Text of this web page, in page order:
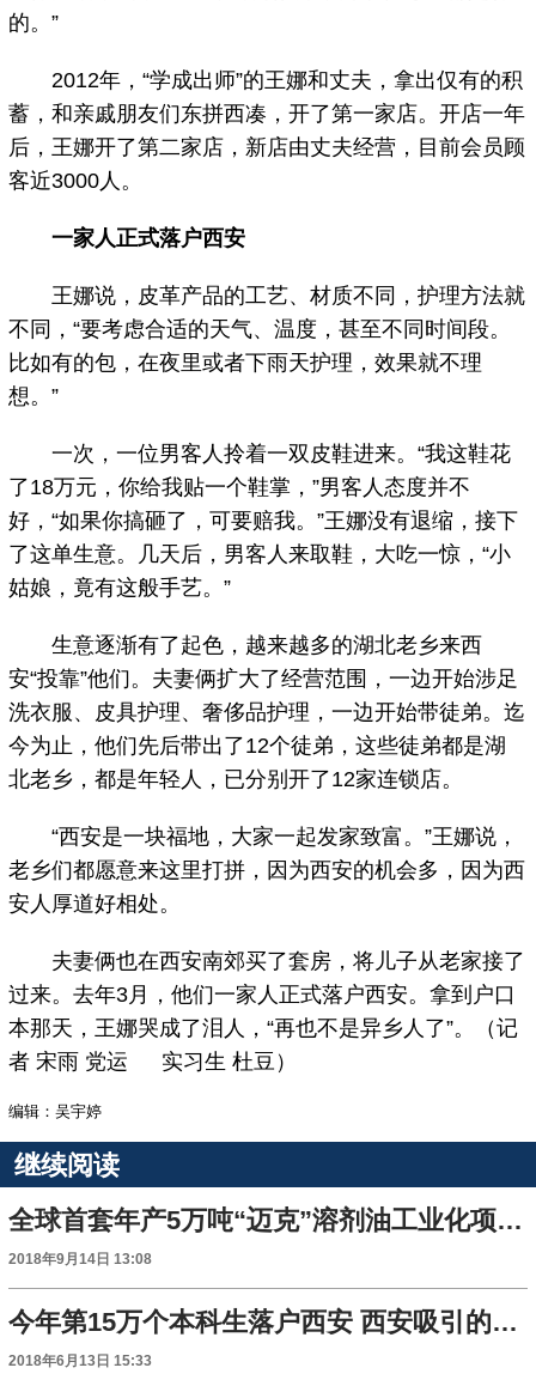
的。”
2012年，“学成出师”的王娜和丈夫，拿出仅有的积
蓄，和亲戚朋友们东拼西凑，开了第一家店。开店一年
后，王娜开了第二家店，新店由丈夫经营，目前会员顾
客近3000人。
一家人正式落户西安
王娜说，皮革产品的工艺、材质不同，护理方法就
不同，“要考虑合适的天气、温度，甚至不同时间段。
比如有的包，在夜里或者下雨天护理，效果就不理
想。”
一次，一位男客人拎着一双皮鞋进来。“我这鞋花
了18万元，你给我贴一个鞋掌，”男客人态度并不
好，“如果你搞砸了，可要赔我。”王娜没有退缩，接下
了这单生意。几天后，男客人来取鞋，大吃一惊，“小
姑娘，竟有这般手艺。”
生意逐渐有了起色，越来越多的湖北老乡来西
安“投靠”他们。夫妻俩扩大了经营范围，一边开始涉足
洗衣服、皮具护理、奢侈品护理，一边开始带徒弟。迄
今为止，他们先后带出了12个徒弟，这些徒弟都是湖
北老乡，都是年轻人，已分别开了12家连锁店。
“西安是一块福地，大家一起发家致富。”王娜说，
老乡们都愿意来这里打拼，因为西安的机会多，因为西
安人厚道好相处。
夫妻俩也在西安南郊买了套房，将儿子从老家接了
过来。去年3月，他们一家人正式落户西安。拿到户口
本那天，王娜哭成了泪人，“再也不是异乡人了”。（记
者 宋雨 党运 实习生 杜豆）
编辑：吴宇婷
继续阅读
全球首套年产5万吨“迈克”溶剂油工业化项目落户宝鸡
2018年9月14日 13:08
今年第15万个本科生落户西安 西安吸引的人才越来越多
2018年6月13日 15:33